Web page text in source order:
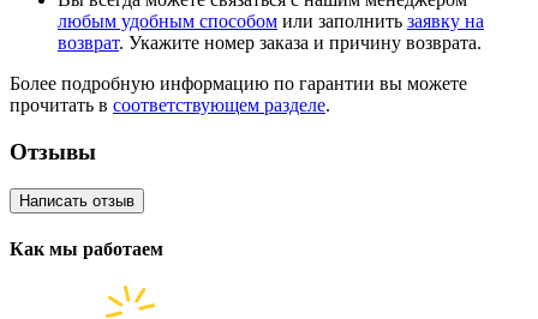
любым удобным способом или заполнить заявку на
возврат. Укажите номер заказа и причину возврата.
Более подробную информацию по гарантии вы можете
прочитать в соответствующем разделе.
Отзывы
Написать отзыв
Как мы работаем